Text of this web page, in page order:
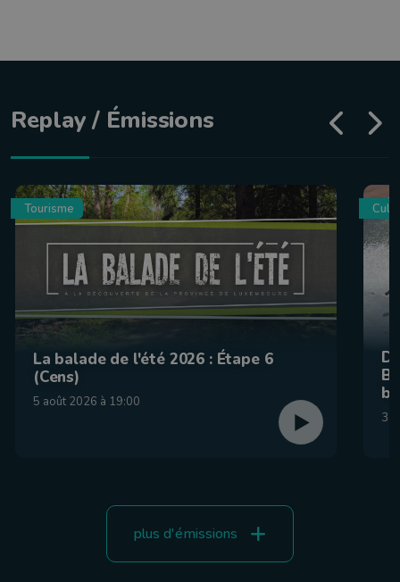
Replay / Émissions
Tourisme
La balade de l'été 2026 : Étape 6
(Cens)
5 août 2026 à 19:00
31
plus d'émissions